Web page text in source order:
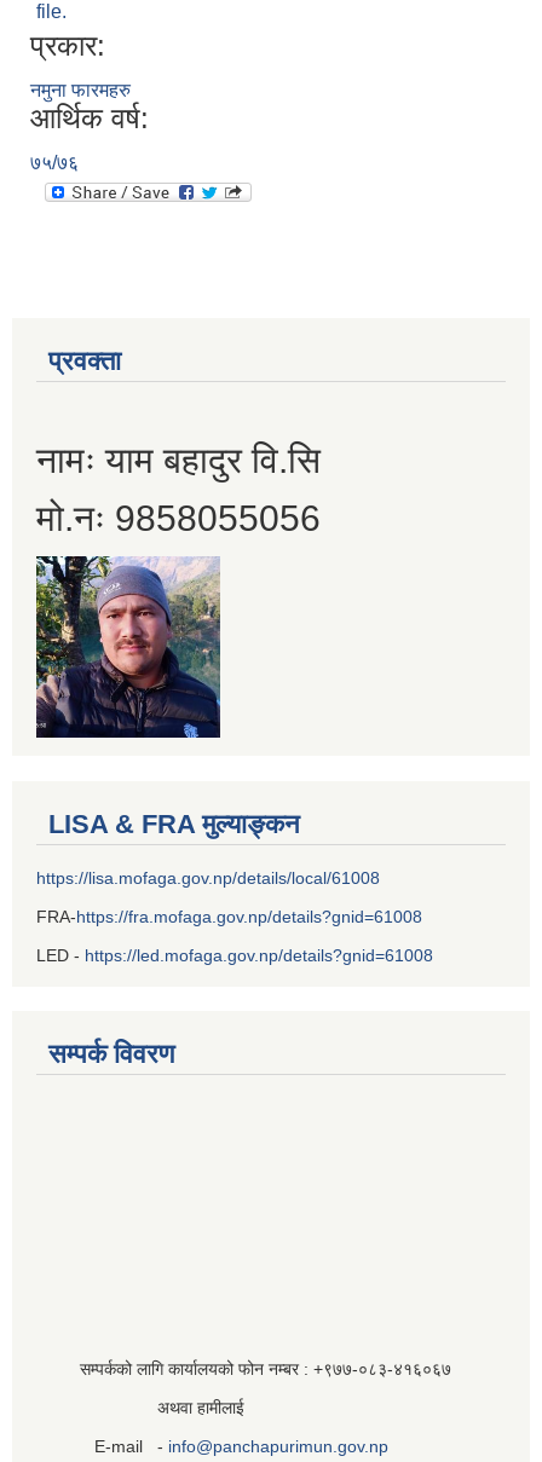
file.
प्रकार:
नमुना फारमहरु
आर्थिक वर्ष:
७५/७६
प्रवक्ता
नामः याम बहादुर वि.सि
मो.नः 9858055056
LISA & FRA मुल्याङ्कन
https://lisa.mofaga.gov.np/details/local/61008
FRA-https://fra.mofaga.gov.np/details?gnid=61008
LED - https://led.mofaga.gov.np/details?gnid=61008
सम्पर्क विवरण
सम्पर्कको लागि कार्यालयको फोन नम्बर : +९७७-०८३‍-४१६०६७
अथवा हामीलाई
E-mail - info@panchapurimun.gov.np